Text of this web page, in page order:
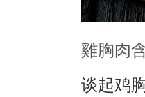
雞胸肉
谈起鸡